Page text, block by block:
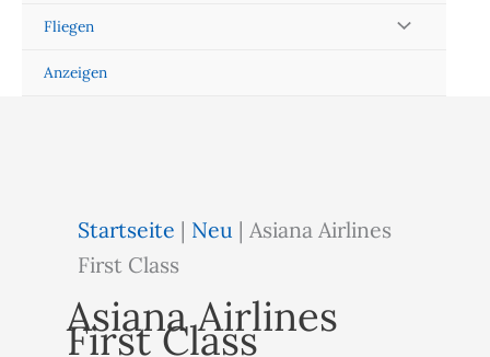
Fliegen
Anzeigen
Startseite | Neu |Asiana Airlines
First Class
Asiana Airlines
First Class